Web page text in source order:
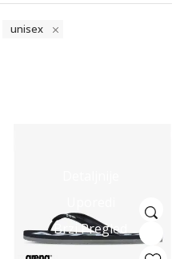
unisex
Brzi Pregled